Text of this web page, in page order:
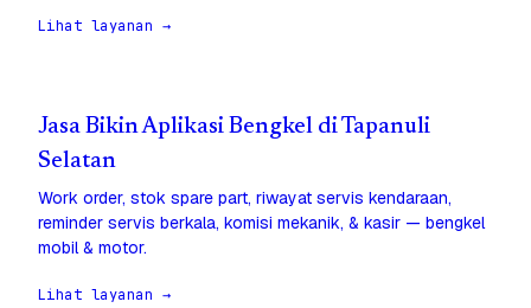
Lihat layanan →
Jasa Bikin Aplikasi Bengkel di Tapanuli
Selatan
Work order, stok spare part, riwayat servis kendaraan,
reminder servis berkala, komisi mekanik, & kasir — bengkel
mobil & motor.
Lihat layanan →